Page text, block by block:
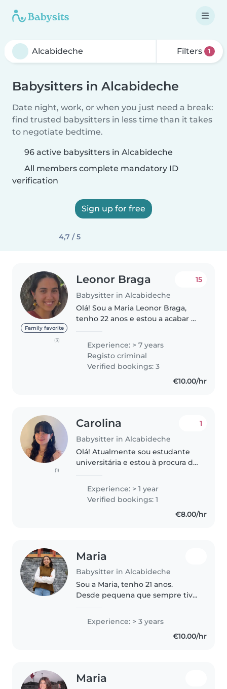
Filters 1
Babysitters in Alcabideche
Date night, work, or when you just need a break:
find trusted babysitters in less time than it takes
to negotiate bedtime.
96 active babysitters in Alcabideche
All members complete mandatory ID
verification
Sign up for free
4,7 / 5
Family favorite
(3)
Leonor Braga
Babysitter in Alcabideche
15
Olá! Sou a Maria Leonor Braga,
tenho 22 anos e estou a acabar a
Cresci numa família grande, com
quatro irmãos, muitos primos e
sobrinhos, o que me deu..
Experience: > 7 years
Registo criminal
Verified bookings: 3
€10.00/hr
(1)
Carolina
Babysitter in Alcabideche
1
Olá! Atualmente sou estudante
universitária e estou à procura de
que tenho 15 anos e também
tenho experiência em tomar..
Experience: > 1 year
Verified bookings: 1
€8.00/hr
Maria
Babysitter in Alcabideche
Sou a Maria, tenho 21 anos.
Desde pequena que sempre tive
crianças e sempre adorei estar e
brincar com elas. Sou estudante
de Medicina (terminei agora o 3°..
Experience: > 3 years
€10.00/hr
Maria